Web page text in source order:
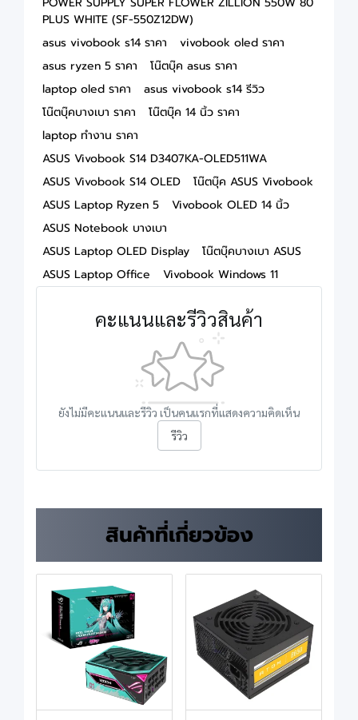
PLUS WHITE (SF-550Z12DW)
asus vivobook s14 ราคา
vivobook oled ราคา
asus ryzen 5 ราคา
โน๊ตบุ๊ค asus ราคา
laptop oled ราคา
asus vivobook s14 รีวิว
โน๊ตบุ๊คบางเบา ราคา
โน๊ตบุ๊ค 14 นิ้ว ราคา
laptop ทำงาน ราคา
ASUS Vivobook S14 D3407KA-OLED511WA
ASUS Vivobook S14 OLED
โน๊ตบุ๊ค ASUS Vivobook
ASUS Laptop Ryzen 5
Vivobook OLED 14 นิ้ว
ASUS Notebook บางเบา
ASUS Laptop OLED Display
โน๊ตบุ๊คบางเบา ASUS
ASUS Laptop Office
Vivobook Windows 11
คะแนนและรีวิวสินค้า
ยังไม่มีคะแนนและรีวิว เป็นคนแรกที่แสดงความคิดเห็น
รีวิว
สินค้าที่เกี่ยวข้อง